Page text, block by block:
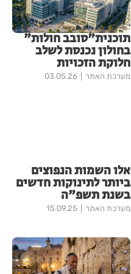
תוכנית"סובב חולות"
בחולון נכנסת לשלב
חלוקת הזכויות
מערכת האתר 03.05.26
אלו השמות הנפוצים
ביותר לתינוקות חדשים
בשנת תשפ"ה
מערכת האתר 15.09.25